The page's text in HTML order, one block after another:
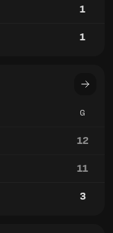
1
1
G
12
11
3